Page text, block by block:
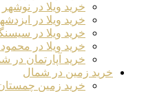
خرید ویلا در نوشهر
خرید ویلا در
خرید ویلا در
خرید ویلا در محمود
خرید آپارتمان در
خرید زمین در شمال
خرید زمین